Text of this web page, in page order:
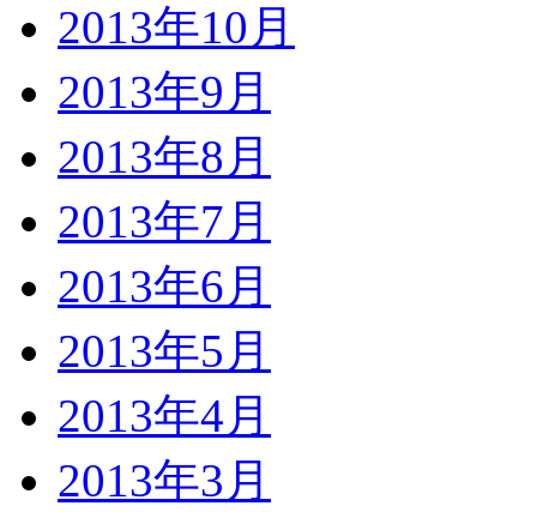
2013年10月
2013年9月
2013年8月
2013年7月
2013年6月
2013年5月
2013年4月
2013年3月